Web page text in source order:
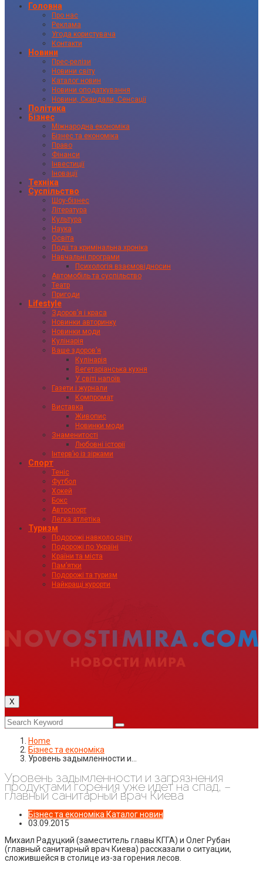
Головна
Про нас
Реклама
Угода користувача
Контакти
Новини
Прес-релізи
Новини світу
Каталог новин
Новини оподаткування
Новини, Скандали, Сенсації
Політика
Бізнес
Міжнародна економіка
Бізнес та економіка
Право
Фінанси
Інвестиції
Іновації
Техніка
Суспільство
Шоу-бізнес
Література
Культура
Наука
Освіта
Події та кримінальна хроніка
Навчальні програми
Психологія взаємовідносин
Автомобіль та суспільство
Театр
Пригоди
Lifestyle
Здоровʼя і краса
Новинки авторинку
Новинки моди
Кулінарія
Ваше здоровʼя
Кулінарія
Вегетаріанська кухня
У світі напоїв
Газети і журнали
Компромат
Виставка
Живопис
Новинки моди
Знаменитості
Любовні історії
Інтервʼю із зірками
Спорт
Теніс
Футбол
Хокей
Бокс
Автоспорт
Легка атлетіка
Туризм
Подорожі навколо світу
Подорожі по Україні
Країни та міста
Пам’ятки
Подорожі та туризм
Найкращі курорти
X
Home
Бізнес та економіка
Уровень задымленности и…
Уровень задымленности и загрязнения
продуктами горения уже идет на спад, –
главный санитарный врач Киева
Бізнес та економіка Каталог новин
03.09.2015
Михаил Радуцкий (заместитель главы КГГА) и Олег Рубан
(главный санитарный врач Киева) рассказали о ситуации,
сложившейся в столице из-за горения лесов.